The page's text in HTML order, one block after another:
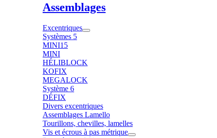
Assemblages
Excentriques
Systèmes 5
MINI15
MINI
HÉLIBLOCK
KOFIX
MEGALOCK
Système 6
DÉFIX
Divers excentriques
Assemblages Lamello
Tourillons, chevilles, lamelles
Vis et écrous à pas métrique